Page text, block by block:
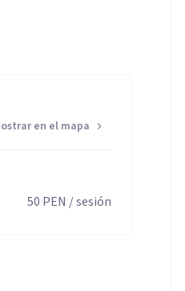
en el mapa
50 PEN / sesión